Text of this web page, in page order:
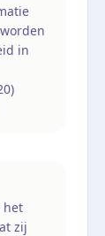
in
het
zij